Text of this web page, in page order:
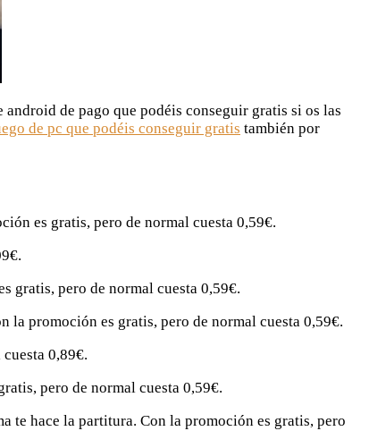
de pago que podéis conseguir gratis si os las
de pc que podéis conseguir gratis también por
es gratis, pero de normal cuesta 0,59€.
gratis, pero de normal cuesta 0,59€.
la promoción es gratis, pero de normal cuesta 0,59€.
0,89€.
pero de normal cuesta 0,59€.
te hace la partitura. Con la promoción es gratis, pero